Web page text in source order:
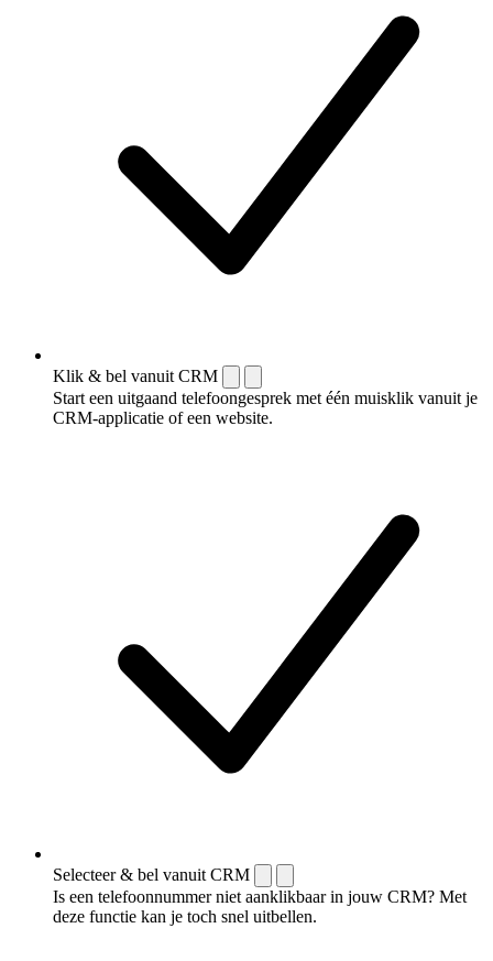
Klik & bel vanuit CRM
Start een uitgaand telefoongesprek met één muisklik vanuit je
CRM-applicatie of een website.
Selecteer & bel vanuit CRM
Is een telefoonnummer niet aanklikbaar in jouw CRM? Met
deze functie kan je toch snel uitbellen.